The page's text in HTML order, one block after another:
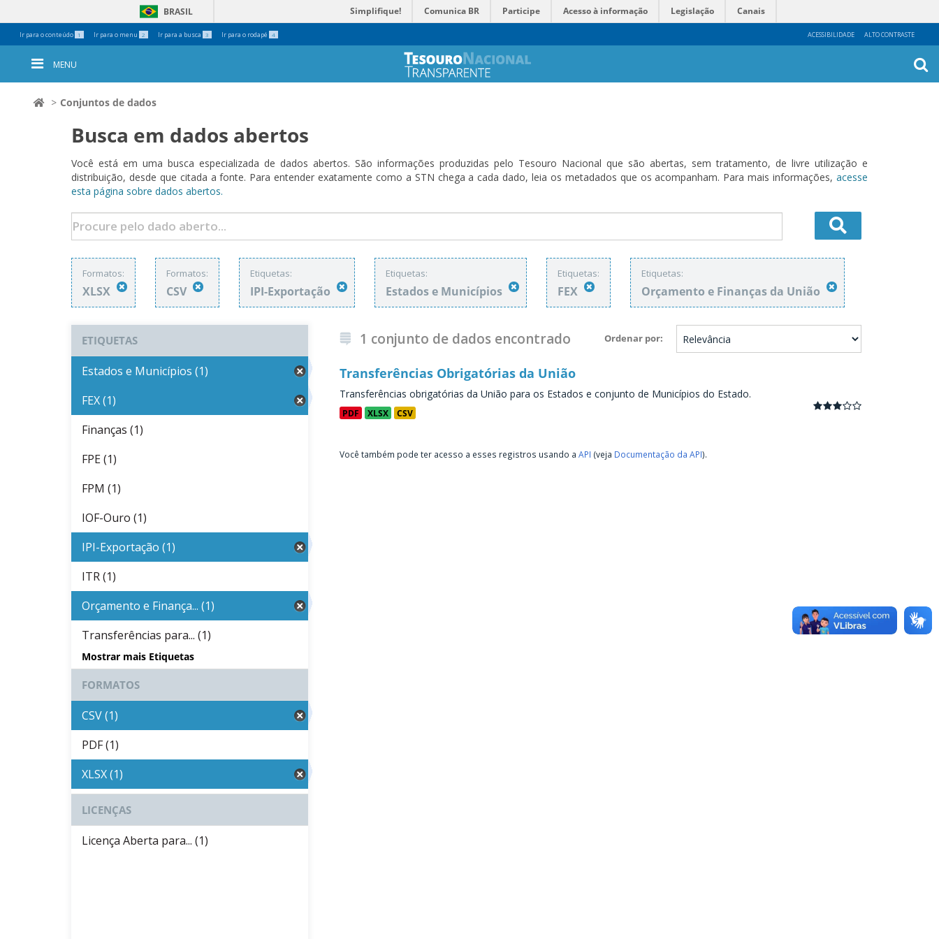
Ir para o conteúdo 1 Ir para o menu 2 Ir para a busca 3 Ir para o rodapé 4 ACESSIBILIDADE ALTO CONTRASTE
BRASIL Simplifique! Comunica BR Participe Acesso à informação Legislação Canais
Ferramentas
Pessoais
MENU
Conjuntos de dados
Busca em dados abertos
Você está em uma busca especializada de dados abertos. São informações produzidas pelo Tesouro Nacional que são abertas, sem tratamento, de livre utilização e
distribuição, desde que citada a fonte. Para entender exatamente como a STN chega a cada dado, leia os metadados que os acompanham. Para mais informações, acesse
esta página sobre dados abertos.
Formatos:
XLSX
Formatos:
CSV
Etiquetas:
IPI-Exportação
Etiquetas:
Estados e Municípios
Etiquetas:
FEX
Etiquetas:
Orçamento e Finanças da União
Ordenar por
1 conjunto de dados encontrado
Transferências Obrigatórias da União
Transferências obrigatórias da União para os Estados e conjunto de Municípios do Estado.
PDF XLSX CSV
Você também pode ter acesso a esses registros usando aAPI (veja Documentação da API).
ETIQUETAS
Estados e Municípios (1)
FEX (1)
Finanças (1)
FPE (1)
FPM (1)
IOF-Ouro (1)
IPI-Exportação (1)
ITR (1)
Orçamento e Finança... (1)
Transferências para... (1)
Mostrar mais Etiquetas
FORMATOS
CSV (1)
PDF (1)
XLSX (1)
LICENÇAS
Licença Aberta para... (1)